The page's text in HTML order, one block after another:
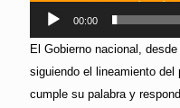
00:00
El Gobierno nacional,
siguiendo el lineamiento del
cumple su palabra y